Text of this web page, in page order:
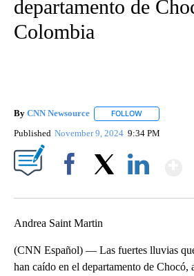
departamento de
Colombia
By CNN Newsource FOLLOW
Published November 9, 2024 9:34 PM
Andrea Saint Martin
(CNN Español) — Las fuertes lluvias
han caído en el departamento de Chocó,